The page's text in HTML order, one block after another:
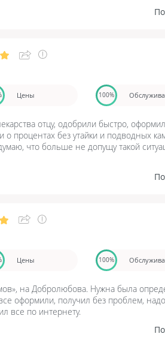
Цены 100%
отцу, одобрили быстро,
о процентах без утайки и подводных
что больше не допущу такой
Цены 100%
на Добролюбова. Нужна была
оформили, получил без проблем,
все по интернету.